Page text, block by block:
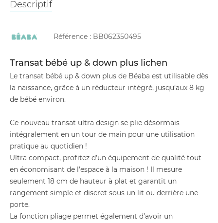
Descriptif
Référence : BB062350495
Transat bébé up & down plus lichen
Le transat bébé up & down plus de Béaba est utilisable dès
la naissance, grâce à un réducteur intégré, jusqu’aux 8 kg
de bébé environ.
Ce nouveau transat ultra design se plie désormais
intégralement en un tour de main pour une utilisation
pratique au quotidien !
Ultra compact, profitez d’un équipement de qualité tout
en économisant de l’espace à la maison ! Il mesure
seulement 18 cm de hauteur à plat et garantit un
rangement simple et discret sous un lit ou derrière une
porte.
La fonction pliage permet également d’avoir un